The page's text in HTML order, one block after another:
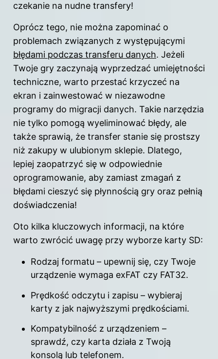
czekanie na nudne transfery!
Oprócz tego, nie można zapominać o
problemach związanych z występującymi
błędami podczas transferu danych. Jeżeli
Twoje gry zaczynają wyprzedzać umiejętności
techniczne, warto przestać krzyczeć na
ekran i zainwestować w niezawodne
programy do migracji danych. Takie narzędzia
nie tylko pomogą wyeliminować błędy, ale
także sprawią, że transfer stanie się prostszy
niż zakupy w ulubionym sklepie. Dlatego,
lepiej zaopatrzyć się w odpowiednie
oprogramowanie, aby zamiast zmagań z
błędami cieszyć się płynnością gry oraz pełnią
doświadczenia!
Oto kilka kluczowych informacji, na które
warto zwrócić uwagę przy wyborze karty SD:
Rodzaj formatu – upewnij się, czy Twoje
urządzenie wymaga exFAT czy FAT32.
Prędkość odczytu i zapisu – wybieraj
karty z jak najwyższymi prędkościami.
Kompatybilność z urządzeniem –
sprawdź, czy karta działa z Twoją
konsolą lub telefonem.